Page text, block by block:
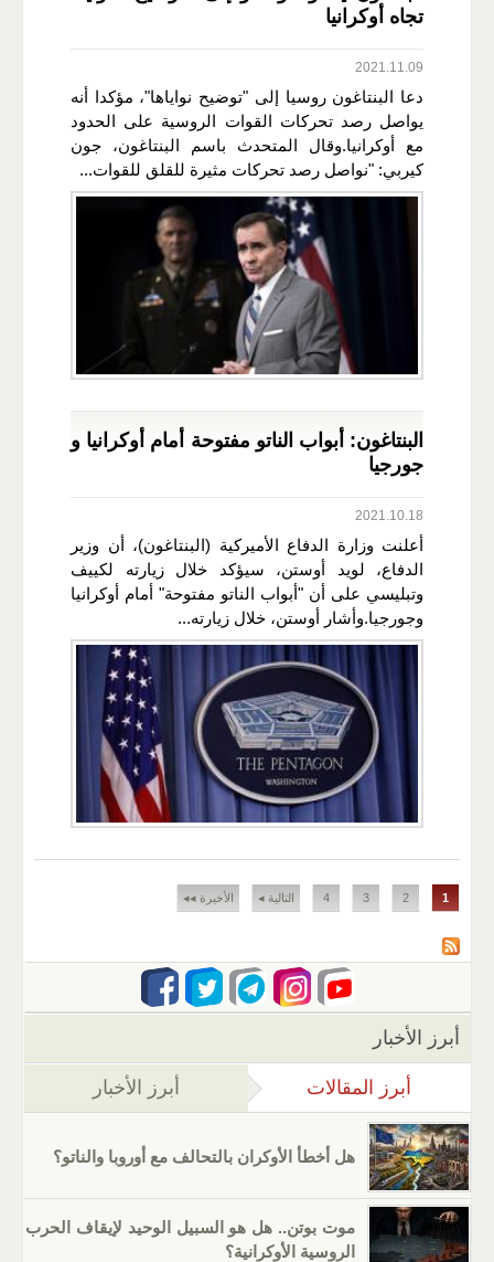
تجاه أوكرانيا
2021.11.09
دعا البنتاغون روسيا إلى "توضيح نواياها"، مؤكدا أنه
يواصل رصد تحركات القوات الروسية على الحدود
مع أوكرانيا.وقال المتحدث باسم البنتاغون، جون
كيربي: "نواصل رصد تحركات مثيرة للقلق للقوات...
​البنتاغون: أبواب ​الناتو​ مفتوحة أمام ​أوكرانيا​ و​
جورجيا
2021.10.18
أعلنت ​وزارة الدفاع الأميركية​ (​البنتاغون​)، أن وزير
الدفاع، ​لويد أوستن​، سيؤكد خلال زيارته لكييف
وتبليسي على أن "أبواب ​الناتو​ مفتوحة" أمام ​أوكرانيا​
و​جورجيا​.وأشار أوستن، خلال زيارته...
الصفحات
1
2
3
4 التالية ◂ الأخيرة ◂◂
أبرز الأخبار
أبرز المقالات (علامة التبويب النشطة)
أبرز الأخبار
هل أخطأ الأوكران بالتحالف مع أوروبا والناتو؟
موت بوتن.. هل هو السبيل الوحيد لإيقاف الحرب
الروسية الأوكرانية؟